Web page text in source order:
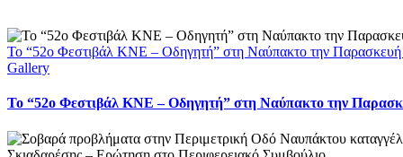
Το “52ο Φεστιβάλ ΚΝΕ – Οδηγητή” στη Ναύπακτο την
Gallery
Το “52ο Φεστιβάλ ΚΝΕ – Οδηγητή” στη Ναύπακτο την